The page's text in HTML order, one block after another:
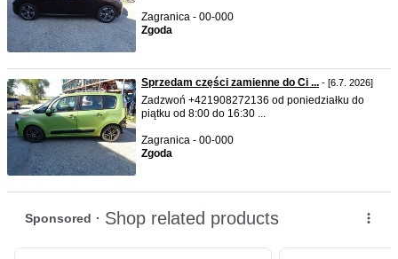
Zagranica - 00-000
Zgoda
Sprzedam części zamienne do Ci ... - [6.7. 2026]
Zadzwoń +421908272136 od poniedziałku do
piątku od 8:00 do 16:30 ...
Zagranica - 00-000
Zgoda